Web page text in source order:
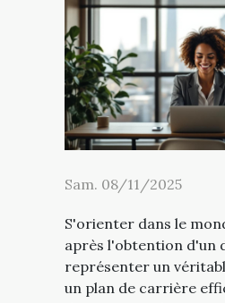
Sam. 08/11/2025
S'orienter dans le
après l'obtention d'un
représenter un
un plan de carrière